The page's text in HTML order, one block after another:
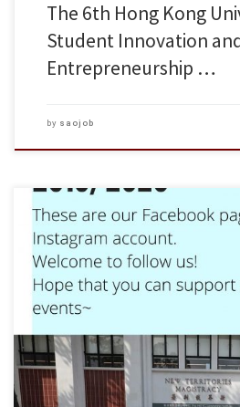
The 6th Hong Kong
Student Innovation
Entrepreneurship …
by saojob
“大家好！我們是珠海學院2019/20年度的廉
專頁和Instagram帳戶，希望大家可以按個
多支持我們的活動~ 謝謝大家！” “Hello
Ambassadors of Chu Hai College. These are
Instagram account. Welcome to follow us